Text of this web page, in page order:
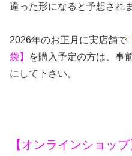
違った形になると予想されま
2026年のお正月に実店舗で
袋】
を購入予定の方は、事
にして下さい。
【オンラインショップ